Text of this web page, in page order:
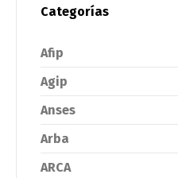
Categorías
Afip
Agip
Anses
Arba
ARCA